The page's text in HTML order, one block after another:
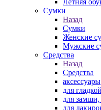
Летняя
Сумки
Назад
Сумки
Женские
Мужские
Средства
Назад
Средства
аксессуары
для
для
для